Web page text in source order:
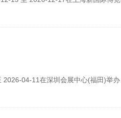
04-11在深圳会展中心(福田)举